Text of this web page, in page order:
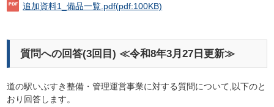
追加資料1_備品一覧.pdf(pdf:100KB)
質問への回答(3回目) ≪令和8年3月27日更新≫
道の駅いぶすき整備・管理運営事業に対する質問について,以下のと
おり回答します。